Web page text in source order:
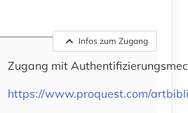
Infos zum Zugang
Zugang mit
https://www.proquest.com/